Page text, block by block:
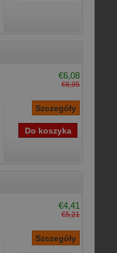
€6,08
€6,95
€4,41
€5,21